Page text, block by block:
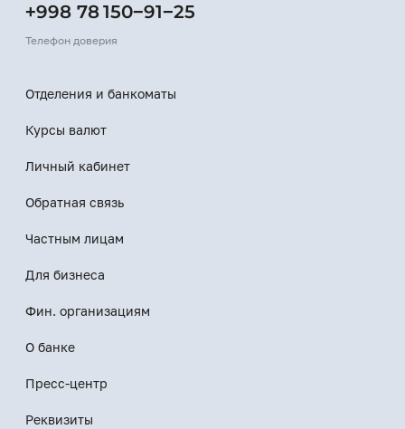
+998 78 150−91−25
Телефон доверия
Отделения и банкоматы
Курсы валют
Личный кабинет
Обратная связь
Частным лицам
Для бизнеса
Фин. организациям
О банке
Пресс-центр
Реквизиты